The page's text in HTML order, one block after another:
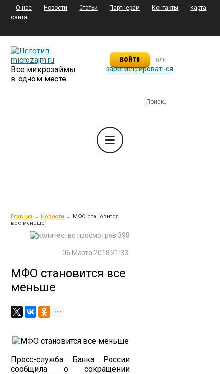
О нас Новости Статьи Партнерам Контакты
Карта
сайта
Все микрозаймы
в одном месте
войти или
зарегистрироваться
Главная → Новости → МФО становится
все меньше
398
06 Марта 2018 21:33
МФО становится все
меньше
Пресс-служба Банка России
сообщила о сокращении